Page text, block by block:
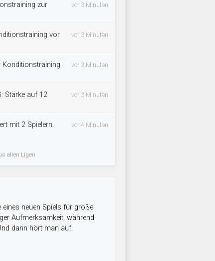
zur
vor 3 Minuten
vor
vor 3 Minuten
Konditionstraining
vor 3 Minuten
Stärke auf 12
vor 3 Minuten
mit 2 Spielern. vor 4 Minuten
allen Ligen
eines neuen Spiels für große
Aufmerksamkeit, während
dann hört man auf.